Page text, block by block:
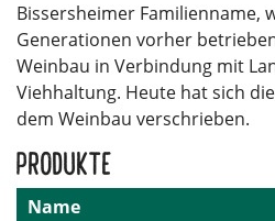
Bissersheimer Familienname,
Generationen vorher
Weinbau in Verbindung mit
Viehhaltung. Heute hat sich
dem Weinbau verschrieben.
Produkte
Name